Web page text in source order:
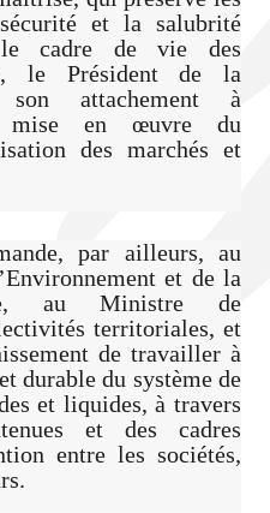
et la salubrité
cadre de vie des
le Président de la
son attachement à
mise en œuvre du
des marchés et
par ailleurs, au
et de la
au Ministre de
territoriales, et
de travailler à
durable du système de
et liquides, à travers
et des cadres
entre les sociétés,